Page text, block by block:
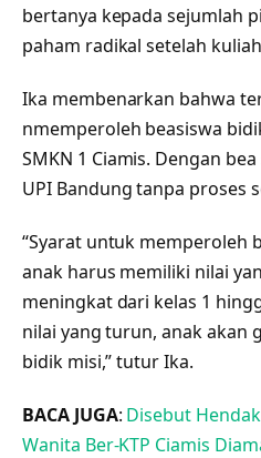
bertanya kepada sejumlah
paham radikal setelah
Ika membenarkan bahwa
nmemperoleh beasiswa
SMKN 1 Ciamis. Dengan
UPI Bandung tanpa proses
“Syarat untuk memperoleh
anak harus memiliki nilai
meningkat dari kelas 1
nilai yang turun, anak akan
bidik misi,” tutur Ika.
BACA JUGA: Disebut
Wanita Ber-KTP Ciamis